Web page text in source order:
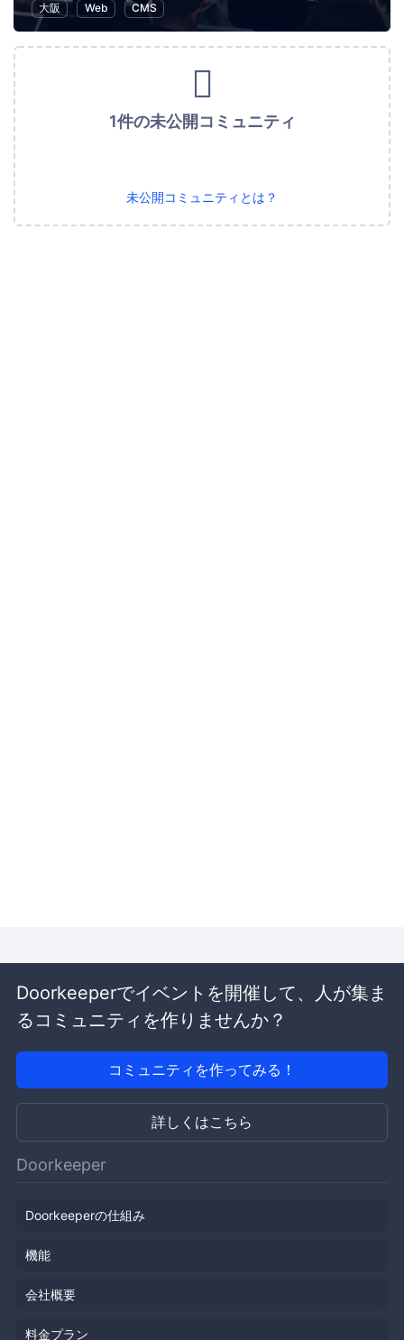
大阪
Web CMS
1件の未公開コミュニティ
未公開コミュニティとは？
Doorkeeperでイベントを開催して、人が集ま
るコミュニティを作りませんか？
コミュニティを作ってみる！
詳しくはこちら
Doorkeeper
Doorkeeperの仕組み
機能
会社概要
料金プラン